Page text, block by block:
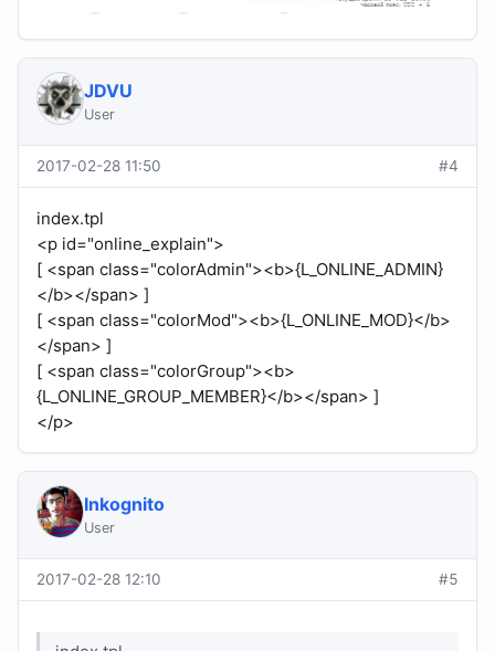
JDVU
User
2017-02-28 11:50 #4
index.tpl
<p id="online_explain">
[ <span class="colorAdmin"><b>{L_ONLINE_ADMIN}
</b></span> ]
[ <span class="colorMod"><b>{L_ONLINE_MOD}</b>
</span> ]
[ <span class="colorGroup"><b>
{L_ONLINE_GROUP_MEMBER}</b></span> ]
</p>
Inkognito
User
2017-02-28 12:10 #5